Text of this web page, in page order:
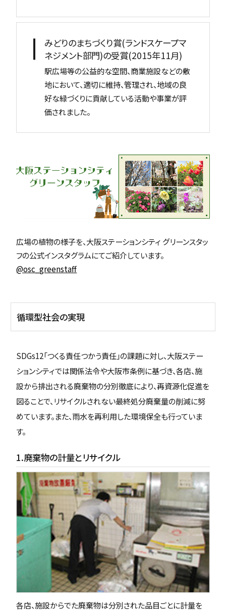
みどりのまちづくり賞(ランドスケープマ
ネジメント部門)の受賞(2015年11月)
駅広場等の公益的な空間、商業施設などの敷
地において、適切に維持、管理され、地域の良
好な緑づくりに貢献している活動や事業が評
価されました。
広場の植物の様子を、大阪ステーションシティ グリーンスタッ
フの公式インスタグラムにてご紹介しています。
@osc_greenstaff
循環型社会の実現
SDGs12「つくる責任つかう責任」の課題に対し、大阪ステー
ションシティでは関係法令や大阪市条例に基づき、各店、施
設から排出される廃棄物の分別徹底により、再資源化促進を
図ることで、リサイクルされない最終処分廃棄量の削減に努
めています。また、雨水を再利用した環境保全も行っていま
す。
1.廃棄物の計量とリサイクル
各店、施設からでた廃棄物は分別された品目ごとに計量を